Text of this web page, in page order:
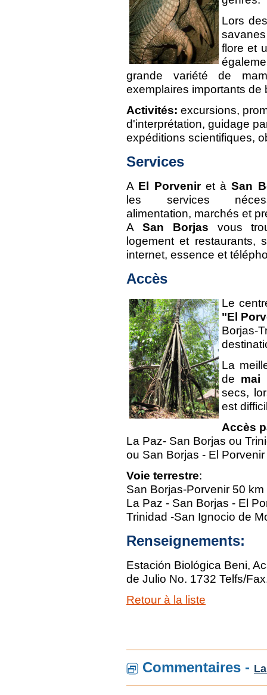
Lors
flore et
grande variété de
exemplaires importants de
Activités: excursions,
d'interprétation, guidage
expéditions scientifiques,
Services
A El Porveniret àSan
les services
alimentation, marchés et
A San Borjas vous
logement et restaurants,
internet, essence et
Accès
Le
"El
Borjas-
La
de mai
secs,
est
Accès
La Paz- San Borjas ou
ou San Borjas - El
Voie terrestre:
San Borjas-Porvenir 50 km
La Paz - San Borjas - El
Trinidad -San Ignocio de
Renseignements:
Estación Biológica Beni,
de Julio No. 1732 Telfs/
Retour à la liste
Commentaires -